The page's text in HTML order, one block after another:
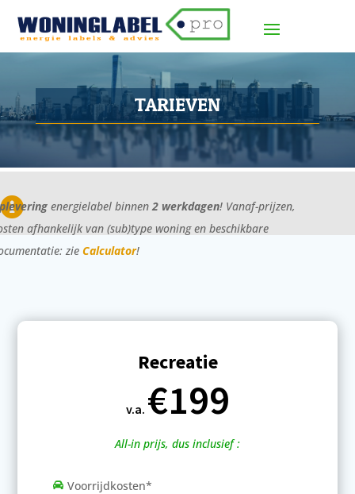
TARIEVEN
 energielabel binnen2 werkdagen! Vanaf-prijzen,
afhankelijk van (sub)type woning en beschikbare
zieCalculator!
Recreatie
v.a. €199
All-in prijs, dus inclusief :
 Voorrijdkosten*